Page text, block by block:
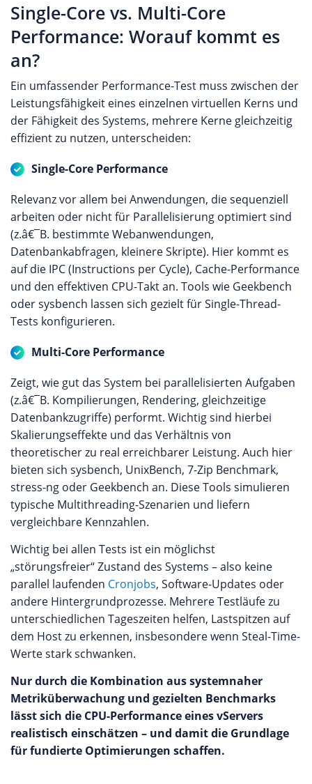
Single-Core vs. Multi-Core
Performance: Worauf kommt es
an?
Ein umfassender Performance-Test muss zwischen der
Leistungsfähigkeit eines einzelnen virtuellen Kerns und
der Fähigkeit des Systems, mehrere Kerne gleichzeitig
effizient zu nutzen, unterscheiden:
Single-Core Performance
Relevanz vor allem bei Anwendungen, die sequenziell
arbeiten oder nicht für Parallelisierung optimiert sind
(z.â€¯B. bestimmte Webanwendungen,
Datenbankabfragen, kleinere Skripte). Hier kommt es
auf die IPC (Instructions per Cycle), Cache-Performance
und den effektiven CPU-Takt an. Tools wie Geekbench
oder sysbench lassen sich gezielt für Single-Thread-
Tests konfigurieren.
Multi-Core Performance
Zeigt, wie gut das System bei parallelisierten Aufgaben
(z.â€¯B. Kompilierungen, Rendering, gleichzeitige
Datenbankzugriffe) performt. Wichtig sind hierbei
Skalierungseffekte und das Verhältnis von
theoretischer zu real erreichbarer Leistung. Auch hier
bieten sich sysbench, UnixBench, 7-Zip Benchmark,
stress-ng oder Geekbench an. Diese Tools simulieren
typische Multithreading-Szenarien und liefern
vergleichbare Kennzahlen.
Wichtig bei allen Tests ist ein möglichst
„störungsfreier“ Zustand des Systems – also keine
parallel laufenden Cronjobs, Software-Updates oder
andere Hintergrundprozesse. Mehrere Testläufe zu
unterschiedlichen Tageszeiten helfen, Lastspitzen auf
dem Host zu erkennen, insbesondere wenn Steal-Time-
Werte stark schwanken.
Nur durch die Kombination aus systemnaher
Metriküberwachung und gezielten Benchmarks
lässt sich die CPU-Performance eines vServers
realistisch einschätzen – und damit die Grundlage
für fundierte Optimierungen schaffen.